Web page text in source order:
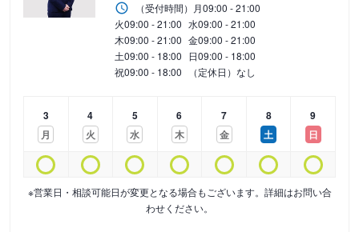
（受付時間） 月09:00 - 21:00
火09:00 - 21:00 水09:00 - 21:00
木09:00 - 21:00 金09:00 - 21:00
土09:00 - 18:00 日09:00 - 18:00
祝09:00 - 18:00 （定休日）なし
3
月
4
火
5
水
6
木
7
金
8
土
9
日
※営業日・相談可能日が変更となる場合もございます。詳細はお問い合
わせください。